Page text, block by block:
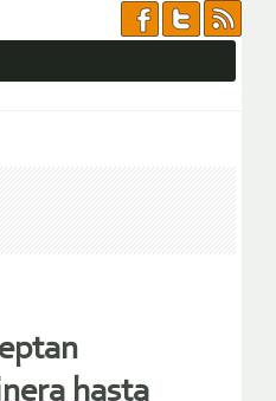
hasta